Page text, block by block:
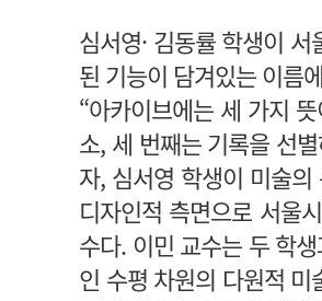
심서영· 김동률 학생이
된 기능이 담겨있는 이름
“아카이브에는 세 가지
소, 세 번째는 기록을 선
자, 심서영 학생이 미술
디자인적 측면으로 서울
수다. 이민 교수는 두 학
인 수평 차원의 다원적 미